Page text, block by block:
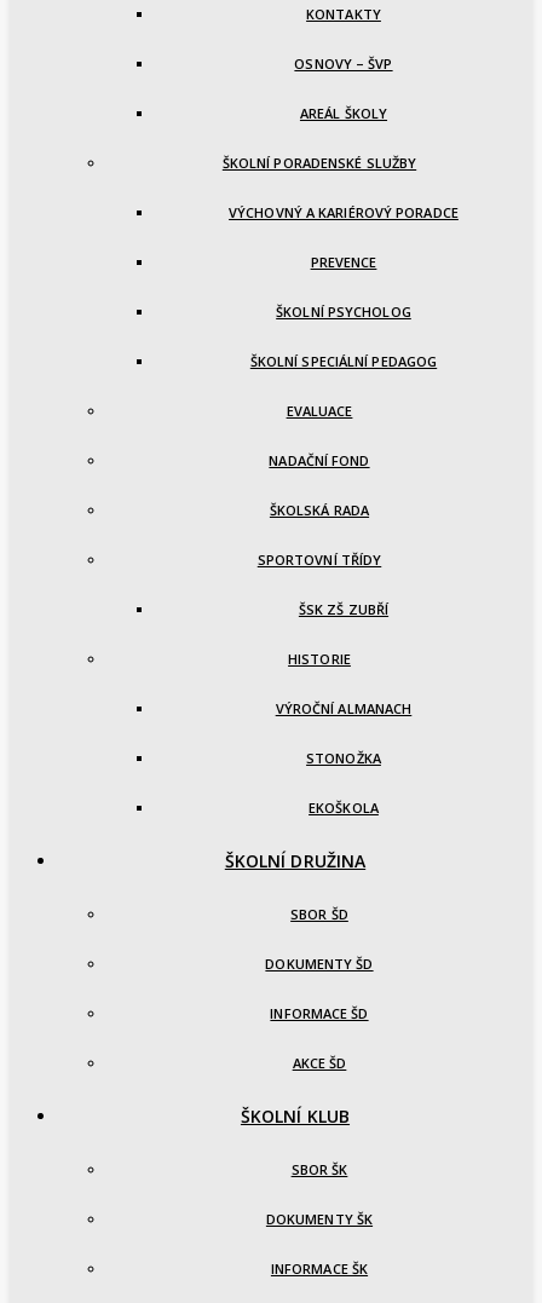
KONTAKTY
OSNOVY – ŠVP
AREÁL ŠKOLY
ŠKOLNÍ PORADENSKÉ SLUŽBY
VÝCHOVNÝ A KARIÉROVÝ PORADCE
PREVENCE
ŠKOLNÍ PSYCHOLOG
ŠKOLNÍ SPECIÁLNÍ PEDAGOG
EVALUACE
NADAČNÍ FOND
ŠKOLSKÁ RADA
SPORTOVNÍ TŘÍDY
ŠSK ZŠ ZUBŘÍ
HISTORIE
VÝROČNÍ ALMANACH
STONOŽKA
EKOŠKOLA
ŠKOLNÍ DRUŽINA
SBOR ŠD
DOKUMENTY ŠD
INFORMACE ŠD
AKCE ŠD
ŠKOLNÍ KLUB
SBOR ŠK
DOKUMENTY ŠK
INFORMACE ŠK